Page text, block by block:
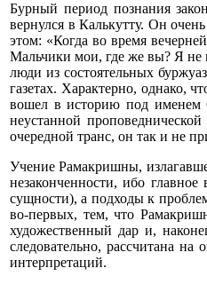
Бурный период познания
вернулся в Калькутту. Он
этом: «Когда во время
Мальчики мои, где же вы? Я не
люди из состоятельных
газетах. Характерно, однако,
вошел в историю под именем
неустанной
очередной транс, он так и не
Учение Рамакришны,
незаконченности, ибо
сущности), а подходы к
во-первых, тем, что
художественный дар и,
следовательно, рассчитана
интерпретаций.